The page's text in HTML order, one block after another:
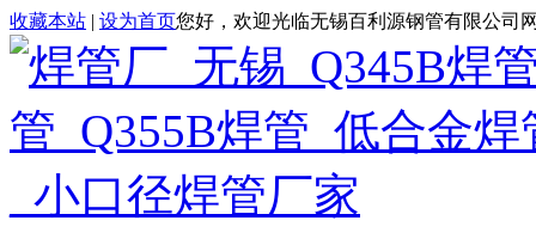
收藏本站 | 设为首页您好，欢迎光临无锡百利源钢管有限公司